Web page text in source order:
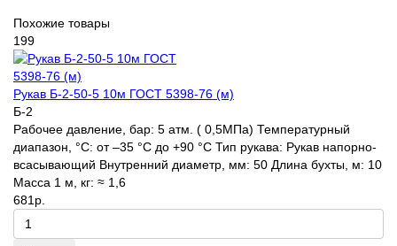
Похожие товары
199
Рукав Б-2-50-5 10м ГОСТ 5398-76 (м)
Б-2
Рабочее давление, бар: 5 атм. ( 0,5МПа) Температурный
диапазон, °C: от –35 °С до +90 °С Тип рукава: Рукав напорно-
всасывающий Внутренний диаметр, мм: 50 Длина бухты, м: 10
Масса 1 м, кг: ≈ 1,6
681р.